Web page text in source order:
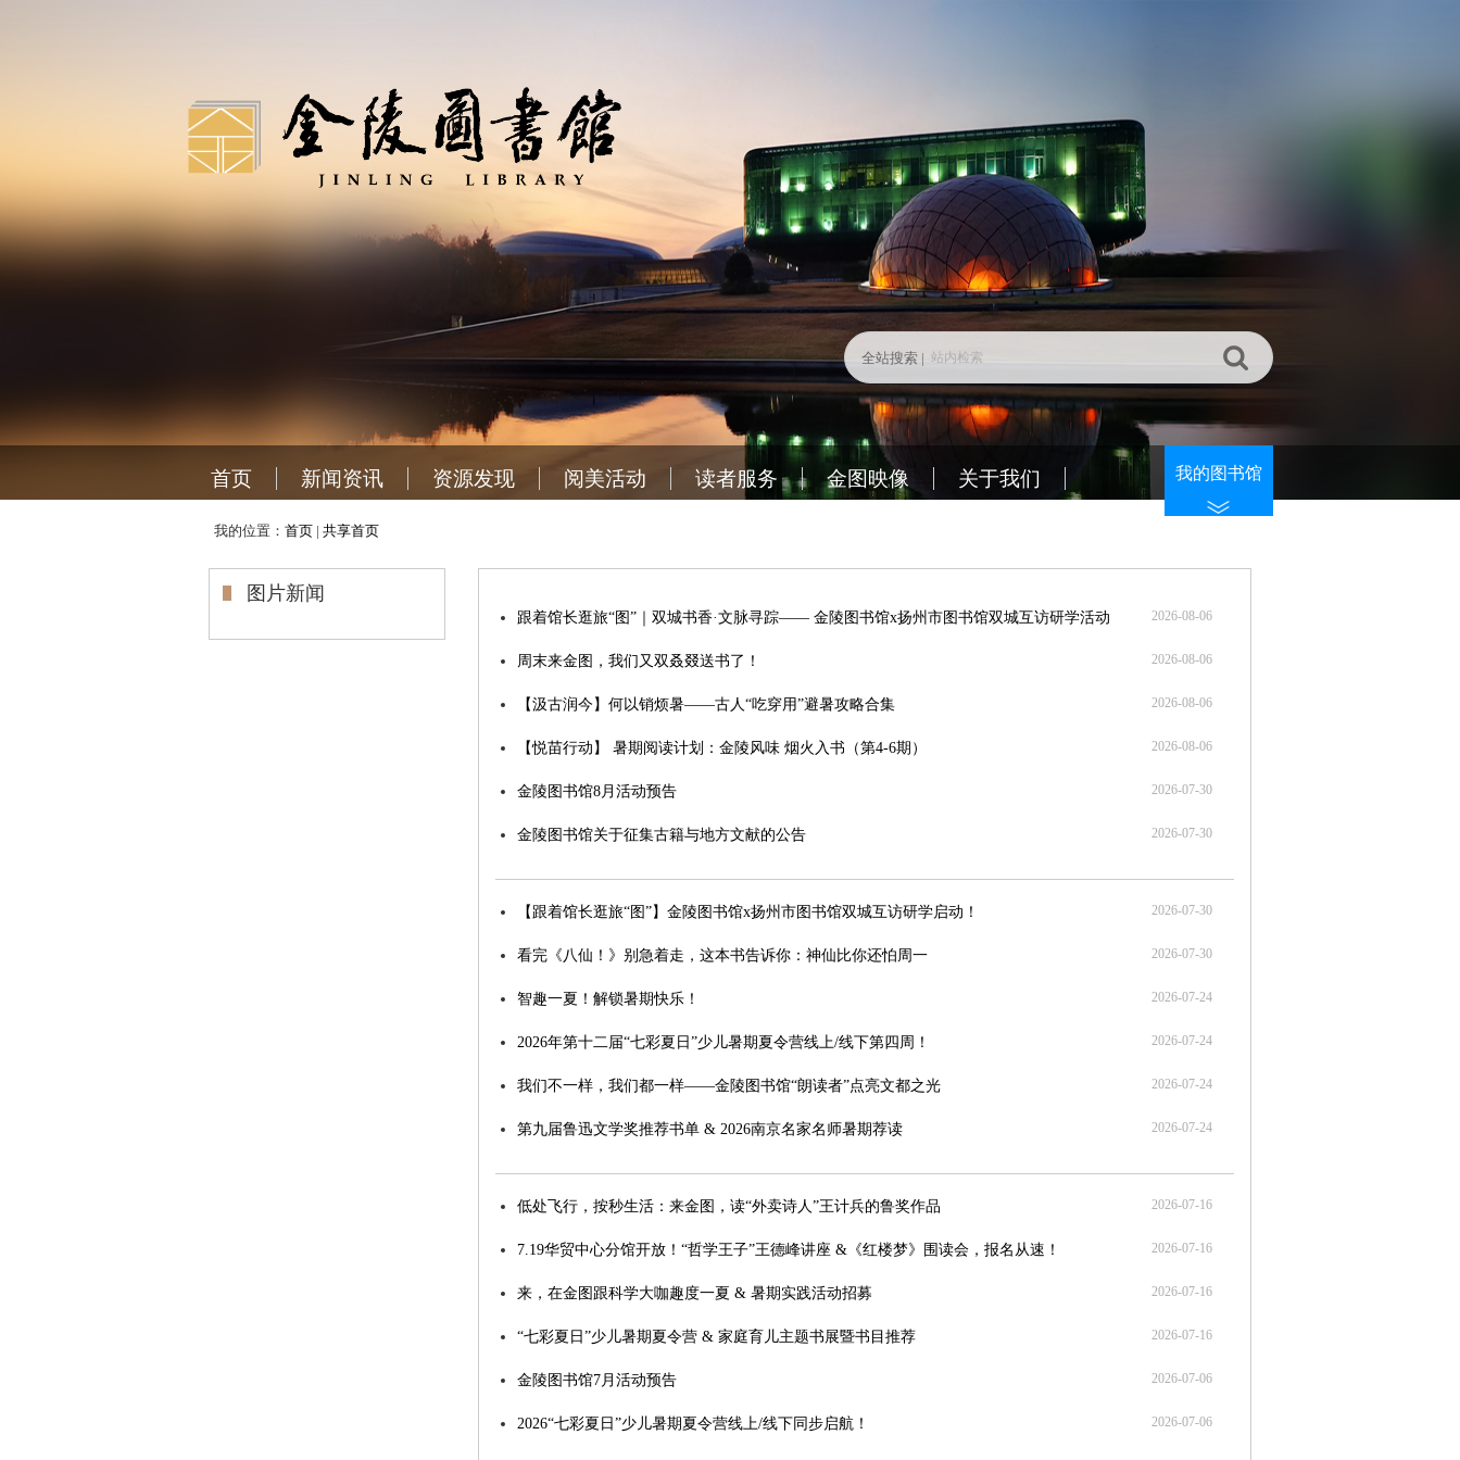
全站搜索 |
首页 新闻资讯 资源发现 阅美活动 读者服务 金图映像 关于我们 我的图书馆
我的位置： 首页 | 共享首页
图片新闻
跟着馆长逛旅“图”｜双城书香·文脉寻踪—— 金陵图书馆x扬州市图书馆双城互访研学活动 2026-08-06
周末来金图，我们又双叒叕送书了！ 2026-08-06
【汲古润今】何以销烦暑——古人“吃穿用”避暑攻略合集 2026-08-06
【悦苗行动】 暑期阅读计划：金陵风味 烟火入书（第4-6期） 2026-08-06
金陵图书馆8月活动预告 2026-07-30
金陵图书馆关于征集古籍与地方文献的公告 2026-07-30
【跟着馆长逛旅“图”】金陵图书馆x扬州市图书馆双城互访研学启动！ 2026-07-30
看完《八仙！》别急着走，这本书告诉你：神仙比你还怕周一 2026-07-30
智趣一夏！解锁暑期快乐！ 2026-07-24
2026年第十二届“七彩夏日”少儿暑期夏令营线上/线下第四周！ 2026-07-24
我们不一样，我们都一样——金陵图书馆“朗读者”点亮文都之光 2026-07-24
第九届鲁迅文学奖推荐书单 & 2026南京名家名师暑期荐读 2026-07-24
低处飞行，按秒生活：来金图，读“外卖诗人”王计兵的鲁奖作品 2026-07-16
7.19华贸中心分馆开放！“哲学王子”王德峰讲座 &《红楼梦》围读会，报名从速！ 2026-07-16
来，在金图跟科学大咖趣度一夏 & 暑期实践活动招募 2026-07-16
“七彩夏日”少儿暑期夏令营 & 家庭育儿主题书展暨书目推荐 2026-07-16
金陵图书馆7月活动预告 2026-07-06
2026“七彩夏日”少儿暑期夏令营线上/线下同步启航！ 2026-07-06